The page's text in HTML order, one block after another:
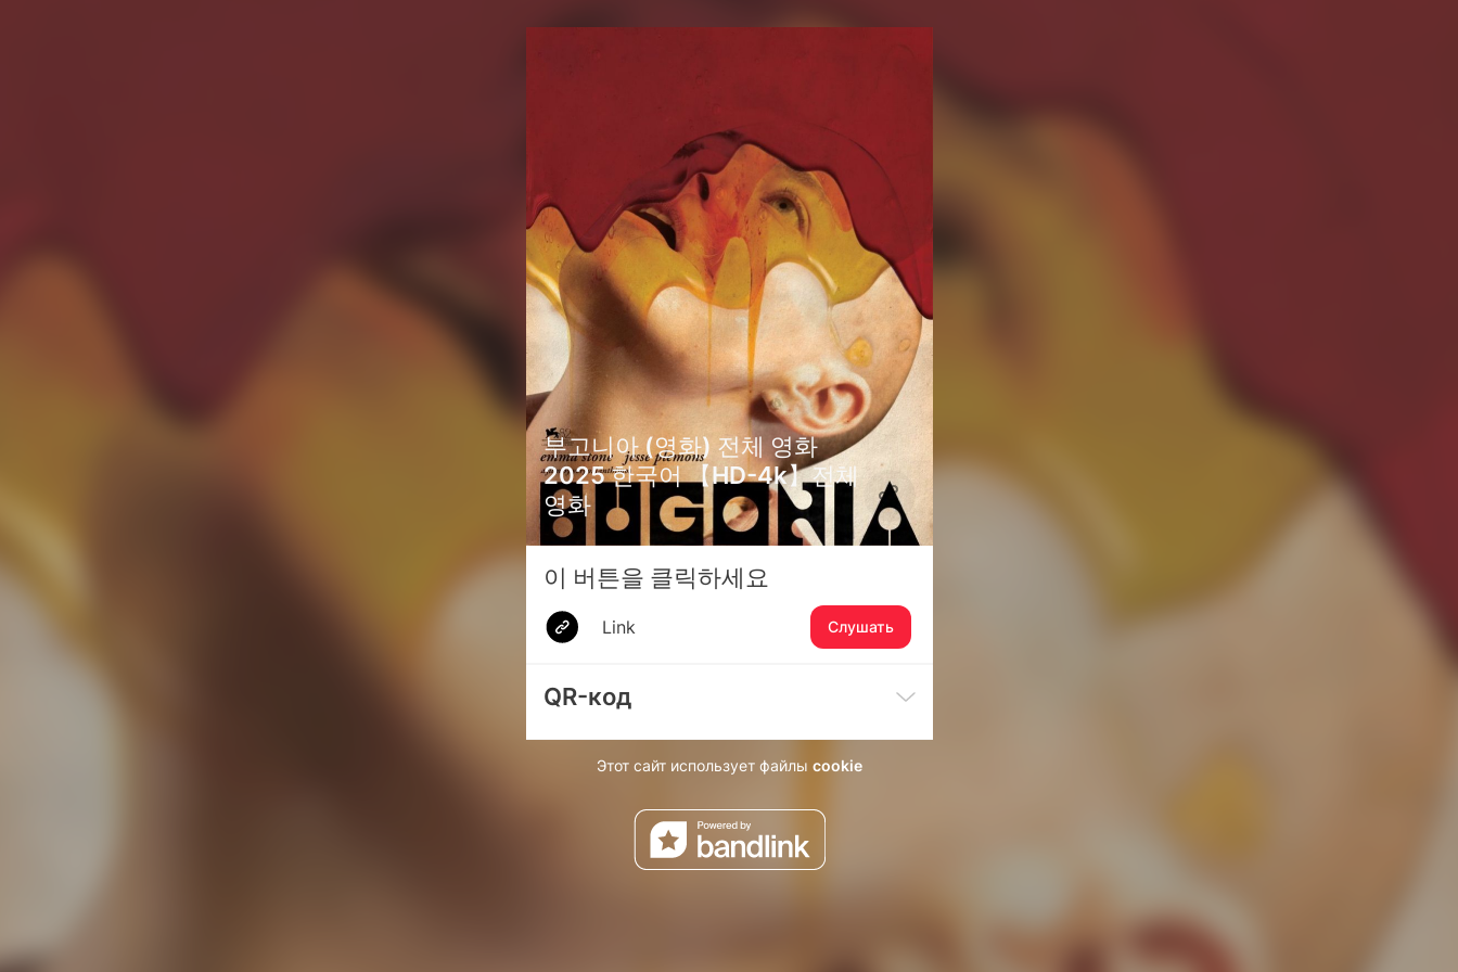
부고니아 (영화) 전체 영화
2025 한국어 【HD-4k】전체
영화
이 버튼을 클릭하세요
Link Слушать
QR-код
Этот сайт использует файлы cookie